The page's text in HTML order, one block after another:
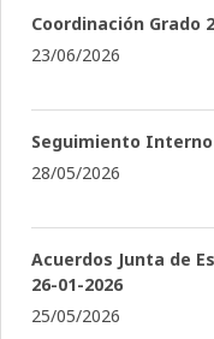
Coordinación Grado
23/06/2026
Seguimiento Interno
28/05/2026
Acuerdos Junta de
26-01-2026
25/05/2026